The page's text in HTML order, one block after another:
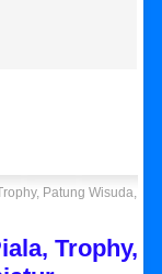
Patung Wisuda,
Trophy,